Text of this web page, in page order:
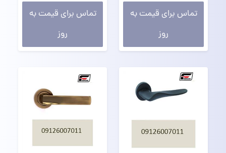
تماس برای قیمت به
روز
تماس برای قیمت به
روز